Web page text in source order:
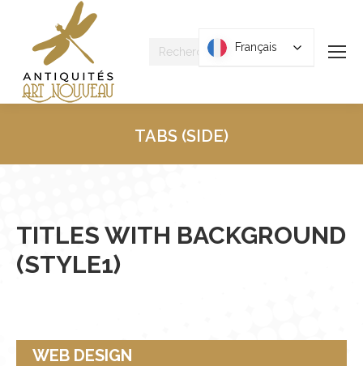
Recherche
TABS (SIDE)
TITLES WITH BACKGROUND
(STYLE1)
WEB DESIGN
Français
Français